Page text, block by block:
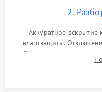
2.
Аккуратное вскрытие
влагозащиты.
Очистка внутренних
обработка германиевого